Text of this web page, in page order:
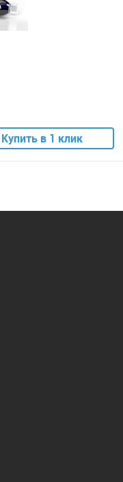
Купить в 1 клик